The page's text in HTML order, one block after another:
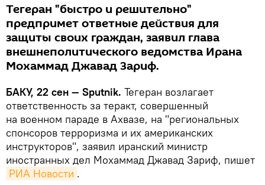
Тегеран "быстро и решительно"
предпримет ответные действия для
защиты своих граждан, заявил глава
внешнеполитического ведомства Ирана
Мохаммад Джавад Зариф.
БАКУ, 22 сен — Sputnik. Тегеран возлагает
ответственность за теракт, совершенный
на военном параде в Ахвазе, на "региональных
спонсоров терроризма и их американских
инструкторов", заявил иранский министр
иностранных дел Мохаммад Джавад Зариф, пишет
РИА Новости .